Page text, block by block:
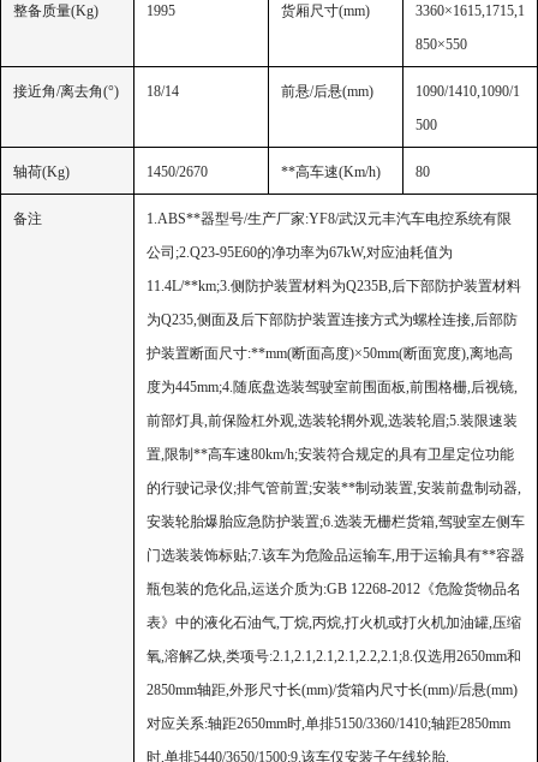
整备质量(Kg) 1995 货厢尺寸(mm)
3360×1615,1715,1
850×550
接近角/离去角(°) 18/14 前悬/后悬(mm)
1090/1410,1090/1
500
轴荷(Kg) 1450/2670 **高车速(Km/h) 80
备注
1.ABS**器型号/生产厂家:YF8/武汉元丰汽车电控系统有限
公司;2.Q23-95E60的净功率为67kW,对应油耗值为
11.4L/**km;3.侧防护装置材料为Q235B,后下部防护装置材料
为Q235,侧面及后下部防护装置连接方式为螺栓连接,后部防
护装置断面尺寸:**mm(断面高度)×50mm(断面宽度),离地高
度为445mm;4.随底盘选装驾驶室前围面板,前围格栅,后视镜,
前部灯具,前保险杠外观,选装轮辋外观,选装轮眉;5.装限速装
置,限制**高车速80km/h;安装符合规定的具有卫星定位功能
的行驶记录仪;排气管前置;安装**制动装置,安装前盘制动器,
安装轮胎爆胎应急防护装置;6.选装无栅栏货箱,驾驶室左侧车
门选装装饰标贴;7.该车为危险品运输车,用于运输具有**容器
瓶包装的危化品,运送介质为:GB 12268-2012《危险货物品名
表》中的液化石油气,丁烷,丙烷,打火机或打火机加油罐,压缩
氧,溶解乙炔,类项号:2.1,2.1,2.1,2.1,2.2,2.1;8.仅选用2650mm和
2850mm轴距,外形尺寸长(mm)/货箱内尺寸长(mm)/后悬(mm)
对应关系:轴距2650mm时,单排5150/3360/1410;轴距2850mm
时,单排5440/3650/1500;9.该车仅安装子午线轮胎.